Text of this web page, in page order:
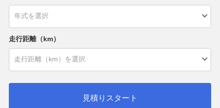
走行距離（km）
見積りスタート